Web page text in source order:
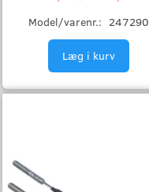
Model/varenr.: 247290
Læg i kurv